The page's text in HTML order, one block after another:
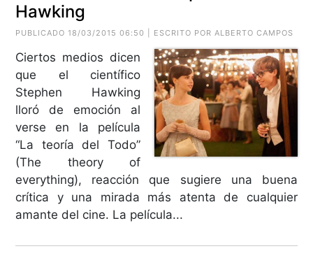
Hawking
PUBLICADO 18/03/2015 06:50 | ESCRITO POR ALBERTO CAMPOS
Ciertos medios dicen
que el científico
Stephen Hawking
lloró de emoción al
verse en la película
“La teoría del Todo”
(The theory of
everything), reacción que sugiere una buena
crítica y una mirada más atenta de cualquier
amante del cine. La película...